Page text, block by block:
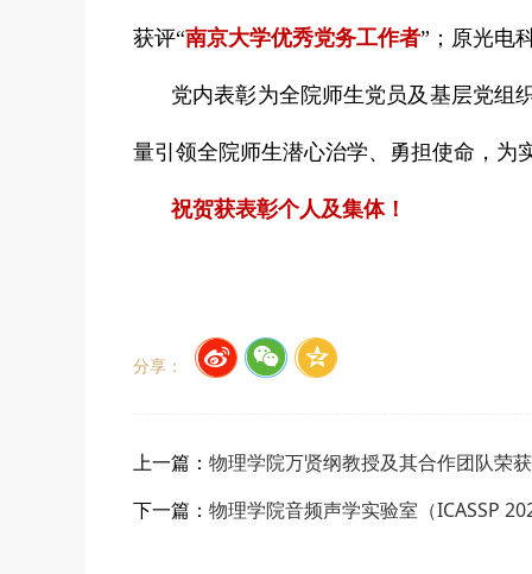
获评“南京大学优秀党务工作者”；原光电
党内表彰为全院师生党员及基层党组
量引领全院师生潜心治学、勇担使命，为
祝贺获表彰个人及集体！
分享：
上一篇： 物理学院万贤纲教授及其合作团队荣
下一篇： 物理学院音频声学实验室（ICASSP